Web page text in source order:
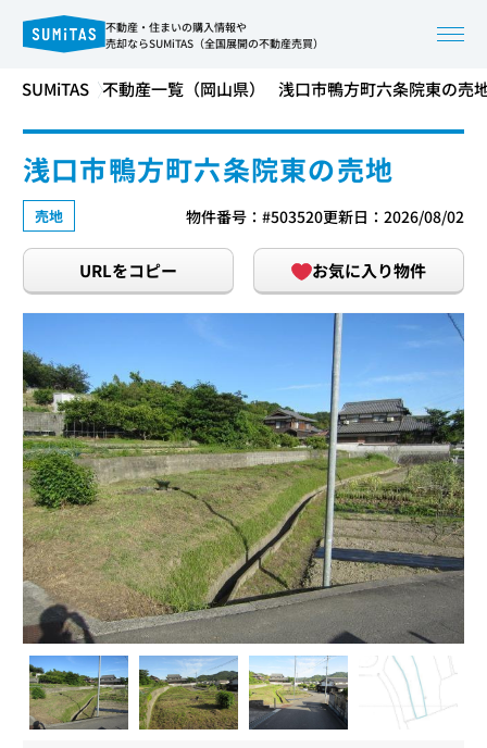
不動産・住まいの購入情報や
売却ならSUMiTAS（全国展開の不動産売買）
SUMiTAS 不動産一覧（岡山県） 浅口市鴨方町六条院東の売
浅口市鴨方町六条院東の売地
売地 物件番号：#503520更新日：2026/08/02
URLをコピー お気に入り物件